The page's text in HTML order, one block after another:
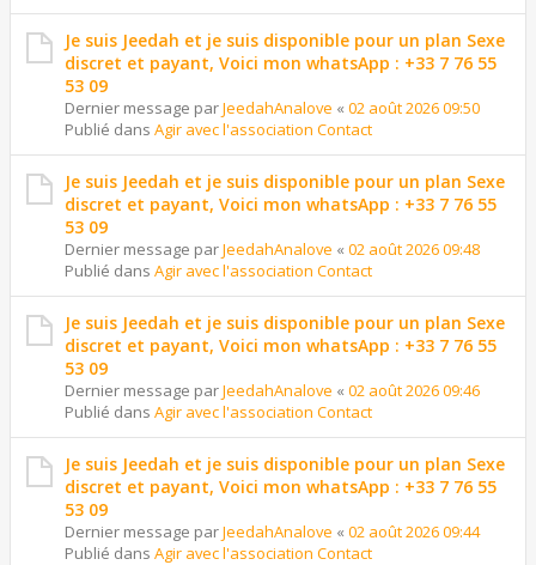
Je suis Jeedah et je suis disponible pour un plan Sexe
discret et payant, Voici mon whatsApp : +33 7 76 55
53 09
Dernier message parJeedahAnalove « 02 août 2026 09:50
Publié dans Agir avec l'association Contact
Je suis Jeedah et je suis disponible pour un plan Sexe
discret et payant, Voici mon whatsApp : +33 7 76 55
53 09
Dernier message parJeedahAnalove « 02 août 2026 09:48
Publié dans Agir avec l'association Contact
Je suis Jeedah et je suis disponible pour un plan Sexe
discret et payant, Voici mon whatsApp : +33 7 76 55
53 09
Dernier message parJeedahAnalove « 02 août 2026 09:46
Publié dans Agir avec l'association Contact
Je suis Jeedah et je suis disponible pour un plan Sexe
discret et payant, Voici mon whatsApp : +33 7 76 55
53 09
Dernier message parJeedahAnalove « 02 août 2026 09:44
Publié dans Agir avec l'association Contact